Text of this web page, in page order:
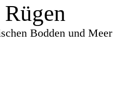
Bodden und Meer